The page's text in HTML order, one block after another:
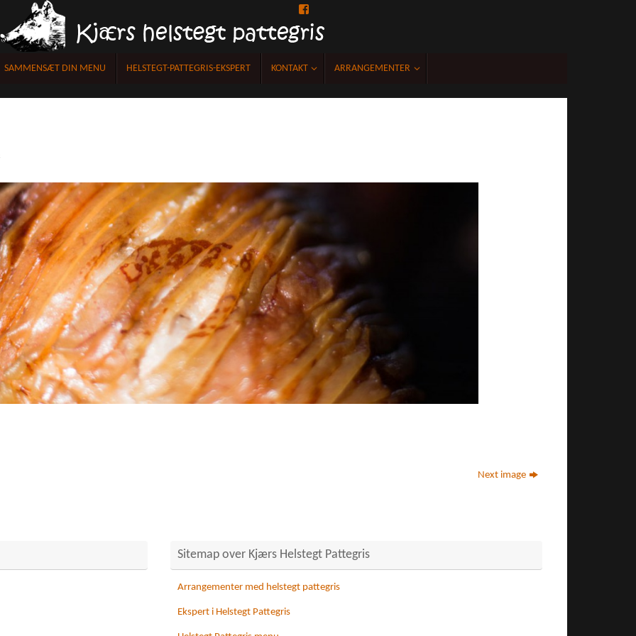
Facebook
SAMMENSÆT DIN MENU HELSTEGT-PATTEGRIS-EKSPERT KONTAKT ARRANGEMENTER
Next image
Sitemap over Kjærs Helstegt Pattegris
Arrangementer med helstegt pattegris
Ekspert i Helstegt Pattegris